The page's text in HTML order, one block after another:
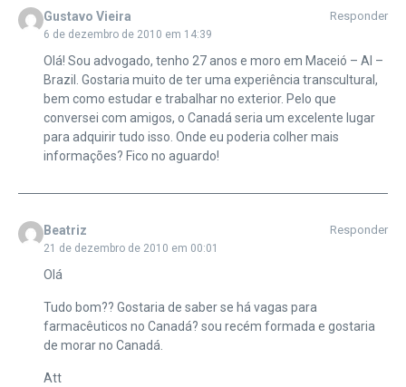
Gustavo Vieira
6 de dezembro de 2010 em 14:39
Responder
Olá! Sou advogado, tenho 27 anos e moro em Maceió – Al –
Brazil. Gostaria muito de ter uma experiência transcultural,
bem como estudar e trabalhar no exterior. Pelo que
conversei com amigos, o Canadá seria um excelente lugar
para adquirir tudo isso. Onde eu poderia colher mais
informações? Fico no aguardo!
Beatriz
21 de dezembro de 2010 em 00:01
Responder
Olá
Tudo bom?? Gostaria de saber se há vagas para
farmacêuticos no Canadá? sou recém formada e gostaria
de morar no Canadá.
Att